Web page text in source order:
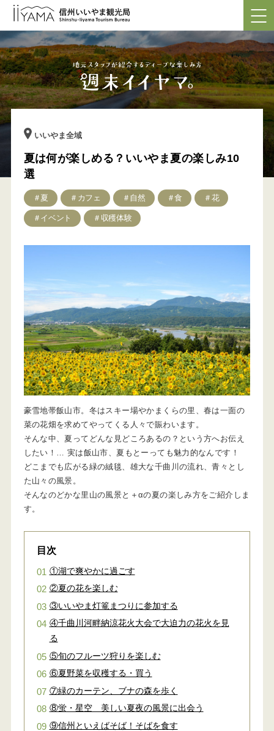
いいやま全域
夏は何が楽しめる？いいやま夏の楽しみ10
選
＃夏 ＃カフェ ＃自然 ＃食 ＃花
＃イベント ＃収穫体験
豪雪地帯飯山市。冬はスキー場やかまくらの里、春は一面の
菜の花畑を求めてやってくる人々で賑わいます。
そんな中、夏ってどんな見どころあるの？という方へお伝え
したい！… 実は飯山市、夏もとーっても魅力的なんです！
どこまでも広がる緑の絨毯、雄大な千曲川の流れ、青々とし
た山々の風景。
そんなのどかな里山の風景と＋αの夏の楽しみ方をご紹介しま
す。
目次
①湖で爽やかに過ごす
②夏の花を楽しむ
③いいやま灯篭まつりに参加する
④千曲川河畔納涼花火大会で大迫力の花火を見
る
⑤旬のフルーツ狩りを楽しむ
⑥夏野菜を収穫する・買う
⑦緑のカーテン、ブナの森を歩く
⑧蛍・星空 美しい夏夜の風景に出会う
⑨信州といえばそば！そばを食す